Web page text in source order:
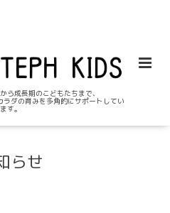
ら成長期のこどもたちまで、
ダの育みを多角的にサポートしてい
ます。
らせ